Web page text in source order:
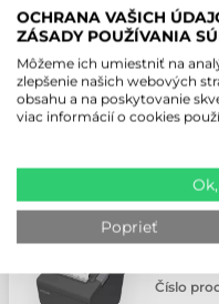
mm
EPSON
Číslo
OCHRANA VAŠICH
ZÁSADY POUŽÍVANIA
Môžeme ich umiestniť na
zlepšenie našich webových
obsahu a na poskytovanie
viac informácií o cookies
Poprieť